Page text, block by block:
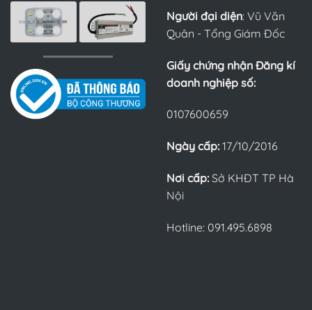
Người đại diện: Vũ Văn
Quân - Tổng Giám Đốc
Giấy chứng nhận Đăng kí
doanh nghiệp số:
0107600659
Ngày cấp: 17/10/2016
Nơi cấp: Sở KHĐT TP Hà
Nội
Hotline: 091.495.6898